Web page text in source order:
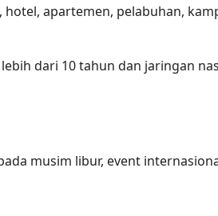
apartemen, pelabuhan,
dari 10 tahun dan jaringan
musim libur, event